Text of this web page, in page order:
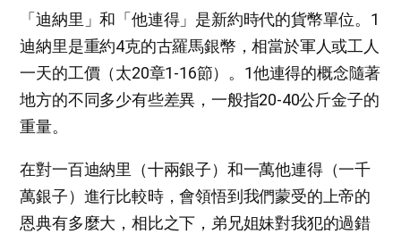
「迪納里」和「他連得」是新約時代的貨幣單位。1
迪納里是重約4克的古羅馬銀幣，相當於軍人或工人
一天的工價（太20章1-16節）。1他連得的概念隨著
地方的不同多少有些差異，一般指20-40公斤金子的
重量。
在對一百迪納里（十兩銀子）和一萬他連得（一千
萬銀子）進行比較時，會領悟到我們蒙受的上帝的
恩典有多麼大，相比之下，弟兄姐妹對我犯的過錯